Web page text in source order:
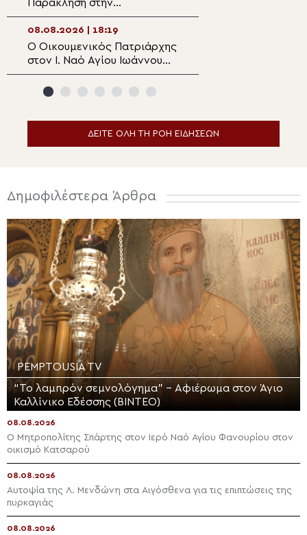
Παράκληση στην
Ευξεινούπολη
08.08.2026 | 18:19
Ο Οικουμενικός Πατριάρχης
στον I. Ναό Αγίου Ιωάννου
της Ρίλας της
Βουλγαροφώνου Κοινότητος
ΔΕΙΤΕ ΟΛΗ ΤΗ ΡΟΗ ΕΙΔΗΣΕΩΝ
Δημοφιλέστερα Άρθρα
PEMPTOUSIA TV
“Το λαμπρόν σεμνολόγημα” – Αφιέρωμα στον Άγιο
Καλλίνικο Εδέσσης (ΒΙΝΤΕΟ)
08.08.2026
Ο Μητροπολίτης Σπάρτης στον Ιερό Ναό Αγίου Φανουρίου στον
οικισμό Κατσαρού
08.08.2026
Αυτοψία της Λ. Μενδώνη στα Αιγόσθενα για τις επιπτώσεις της
πυρκαγιάς
08.08.2026